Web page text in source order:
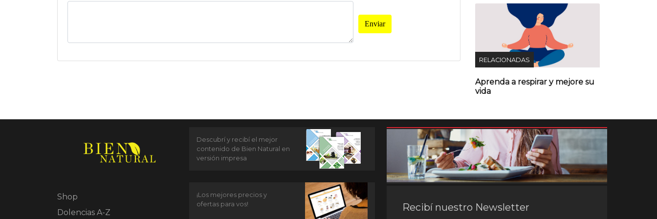
Enviar
RELACIONADAS
Aprenda a respirar y mejore su
vida
Shop
Dolencias A-Z
Descubrí y recibí el mejor
contenido de Bien Natural en
versión impresa
¡Los mejores precios y
ofertas para vos!
Recibí nuestro Newsletter